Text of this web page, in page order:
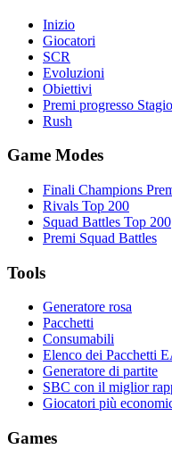
Inizio
Giocatori
SCR
Evoluzioni
Obiettivi
Premi progresso
Rush
Game Modes
Finali Champions
Rivals Top 200
Squad Battles Top 200
Premi Squad Battles
Tools
Generatore rosa
Pacchetti
Consumabili
Elenco dei Pacchetti
Generatore di partite
SBC con il miglior
Giocatori più
Games